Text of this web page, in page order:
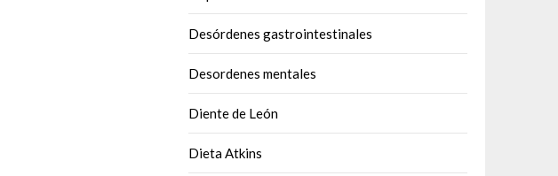
Desórdenes gastrointestinales
Desordenes mentales
Diente de León
Dieta Atkins